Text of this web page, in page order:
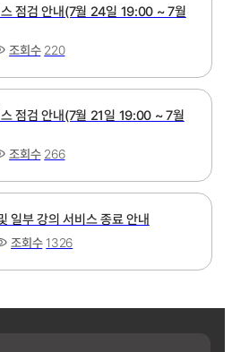
점검 안내(7월 24일 19:00 ~ 7월
조회수 220
점검 안내(7월 21일 19:00 ~ 7월
조회수 266
일부 강의 서비스 종료 안내
조회수 1326